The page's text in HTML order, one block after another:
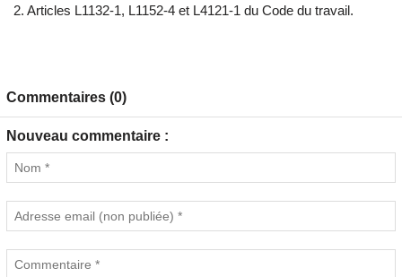
2. Articles L1132-1, L1152-4 et L4121-1 du Code du travail.
Commentaires (0)
Nouveau commentaire :